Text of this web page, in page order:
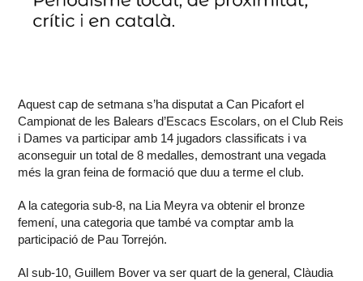
Aquest cap de setmana s’ha disputat a Can Picafort el
Campionat de les Balears d’Escacs Escolars, on el Club Reis
i Dames va participar amb 14 jugadors classificats i va
aconseguir un total de 8 medalles, demostrant una vegada
més la gran feina de formació que duu a terme el club.
A la categoria sub-8, na Lia Meyra va obtenir el bronze
femení, una categoria que també va comptar amb la
participació de Pau Torrejón.
Al sub-10, Guillem Bover va ser quart de la general, Clàudia